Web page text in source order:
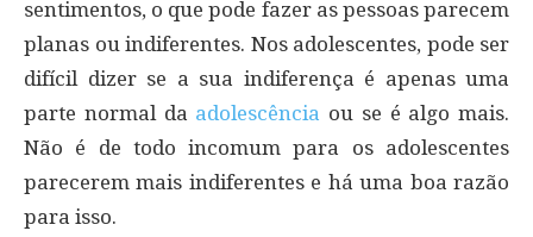
sentimentos, o que pode fazer as pessoas parecem
planas ou indiferentes. Nos adolescentes, pode ser
difícil dizer se a sua indiferença é apenas uma
parte normal da adolescência ou se é algo mais.
Não é de todo incomum para os adolescentes
parecerem mais indiferentes e há uma boa razão
para isso.